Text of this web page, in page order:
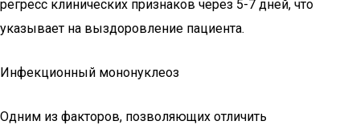
регресс клинических признаков через 5-7 дней, что
указывает на выздоровление пациента.
Инфекционный мононуклеоз
Одним из факторов, позволяющих отличить